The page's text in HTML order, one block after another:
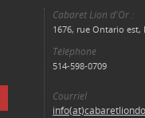
Cabaret Lion d'Or :
1676, rue Ontario est,
Téléphone
514-598-0709
Courriel